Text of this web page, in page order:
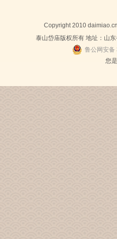
Copyright 2010
泰山岱庙版权所有 地址：山
鲁公网安
您